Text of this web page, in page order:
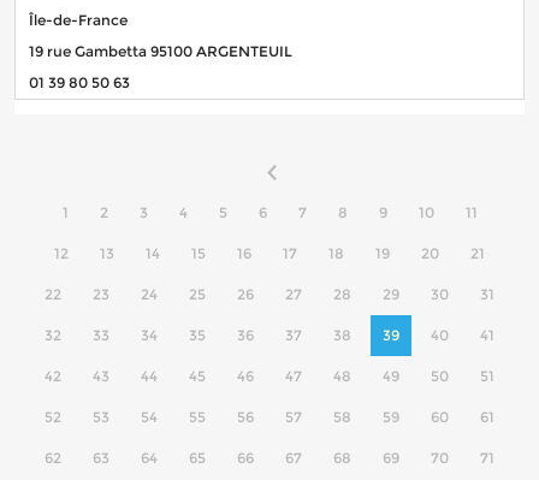
Île-de-France
19 rue Gambetta 95100 ARGENTEUIL
01 39 80 50 63
1 2 3 4 5 6 7 8 9 10 11
12 13 14 15 16 17 18 19 20 21
22 23 24 25 26 27 28 29 30 31
32 33 34 35 36 37 38 39 40 41
42 43 44 45 46 47 48 49 50 51
52 53 54 55 56 57 58 59 60 61
62 63 64 65 66 67 68 69 70 71